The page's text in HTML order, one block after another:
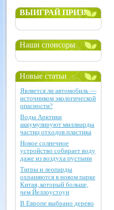
ВЫИГРАЙ ПРИЗ!
Наши спонсоры
Новые статьи
Является ли автомобиль —
источником экологической
опасности?
Воды Арктики
аккумулируют миллиарды
частиц отходов пластика
Новое солнечное
устройство собирает воду
даже из воздуха пустыни
Тигры и леопарды
охраняются в новом парке
Китая, который больше,
чем Йеллоустоун
В Европе выбрано дерево